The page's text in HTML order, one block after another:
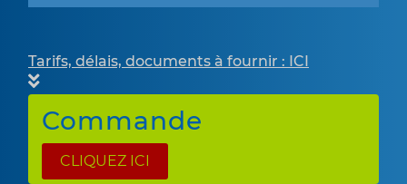
Tarifs, délais, documents à fournir : ICI
Commande